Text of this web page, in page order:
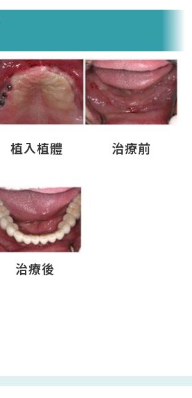
植入植體 治療前
治療後